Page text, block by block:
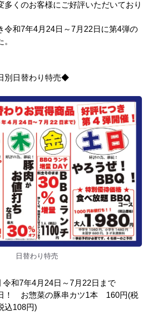
多くのお客様にご好評いただいており
令和7年4月24日～7月22日に第4弾の
日替わり特売◆
日替わり特売
和7年4月24日～7月22日まで
！ お惣菜の豚串カツ1本 160円(税
込108円)